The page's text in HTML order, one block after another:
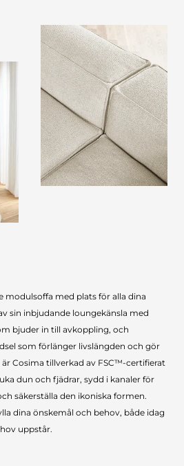
modulsoffa med plats för alla dina
sin inbjudande loungekänsla med
bjuder in till avkoppling, och
som förlänger livslängden och gör
Cosima tillverkad av FSC™-certifierat
dun och fjädrar, sydd i kanaler för
säkerställa den ikoniska formen.
dina önskemål och behov, både idag
uppstår.